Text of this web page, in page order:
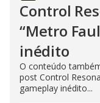
Control
“Metro
inédito
O conteúdo
post Control
gameplay inédito...